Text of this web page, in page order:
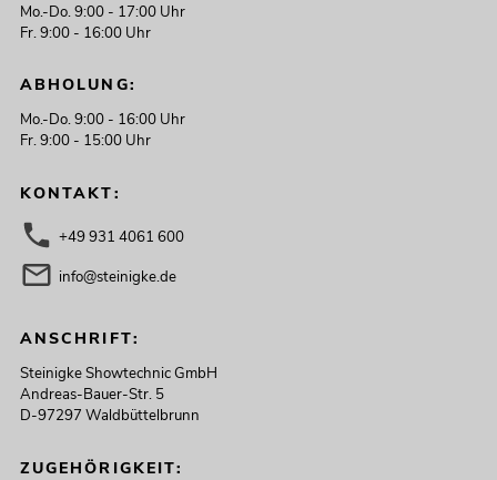
Mo.-Do. 9:00 - 17:00 Uhr
Fr. 9:00 - 16:00 Uhr
ABHOLUNG:
Mo.-Do. 9:00 - 16:00 Uhr
Fr. 9:00 - 15:00 Uhr
KONTAKT:
+49 931 4061 600
info@steinigke.de
ANSCHRIFT:
Steinigke Showtechnic GmbH
Andreas-Bauer-Str. 5
D-97297 Waldbüttelbrunn
ZUGEHÖRIGKEIT: